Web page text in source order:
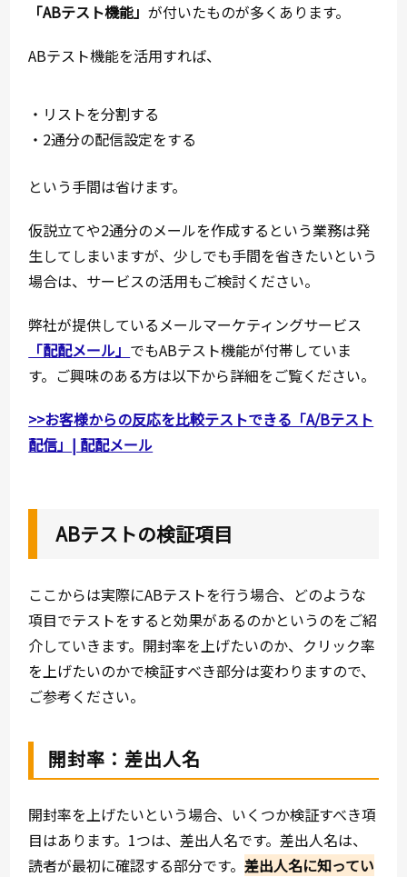
「ABテスト機能」が付いたものが多くあります。
ABテスト機能を活用すれば、
・リストを分割する
・2通分の配信設定をする
という手間は省けます。
仮説立てや2通分のメールを作成するという業務は発
生してしまいますが、少しでも手間を省きたいという
場合は、サービスの活用もご検討ください。
弊社が提供しているメールマーケティングサービス
「配配メール」 でもABテスト機能が付帯していま
す。ご興味のある方は以下から詳細をご覧ください。
>>お客様からの反応を比較テストできる「A/Bテスト
配信」| 配配メール
ABテストの検証項目
ここからは実際にABテストを行う場合、どのような
項目でテストをすると効果があるのかというのをご紹
介していきます。開封率を上げたいのか、クリック率
を上げたいのかで検証すべき部分は変わりますので、
ご参考ください。
開封率：差出人名
開封率を上げたいという場合、いくつか検証すべき項
目はあります。1つは、差出人名です。差出人名は、
読者が最初に確認する部分です。差出人名に知ってい